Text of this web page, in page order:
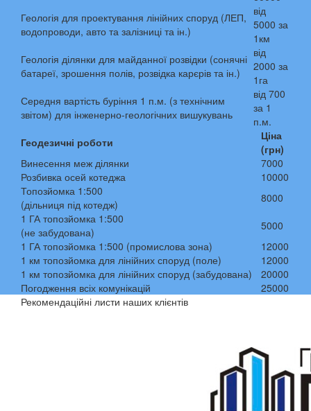
Геологія для проектування лінійних споруд (ЛЕП,
водопроводи, авто та залізниці та ін.)
від
5000 за
1км
Геологія ділянки для майданної розвідки (сонячні
батареї, зрошення полів, розвідка карєрів та ін.)
від
2000 за
1га
Середня вартість буріння 1 п.м. (з технічним
звітом) для інженерно-геологічних вишукувань
від 700
за 1
п.м.
Геодезичні роботи
Ціна
(грн)
Винесення меж ділянки
7000
Розбивка осей котеджа
10000
Топозйомка 1:500
(дільниця під котедж)
8000
1 ГА топозйомка 1:500
(не забудована)
5000
1 ГА топозйомка 1:500 (промислова зона)
12000
1 км топозйомка для лінійних споруд (поле)
12000
1 км топозйомка для лінійних споруд (забудована)
20000
Погодження всіх комунікацій
25000
Рекомендаційні листи наших клієнтів